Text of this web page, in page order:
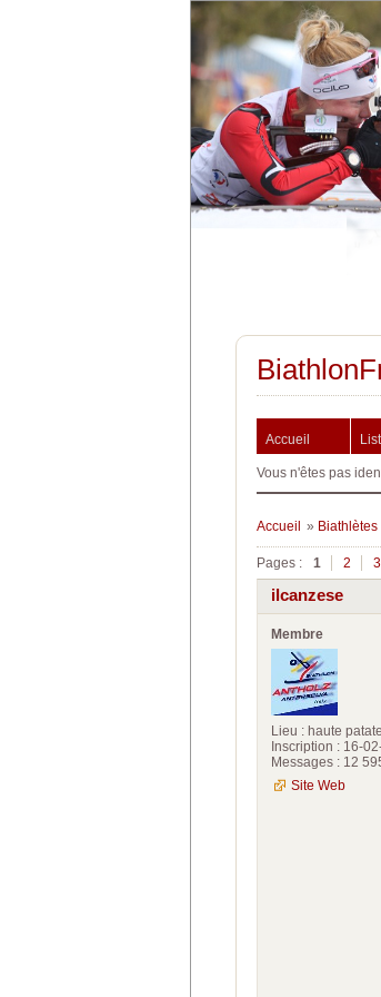
Accueil
Vous n'êtes pas
Accueil »
Pages : 1 2 3
ilcanzese
Membre
Lieu : haute
Inscription : 16-
Messages : 12
Site Web